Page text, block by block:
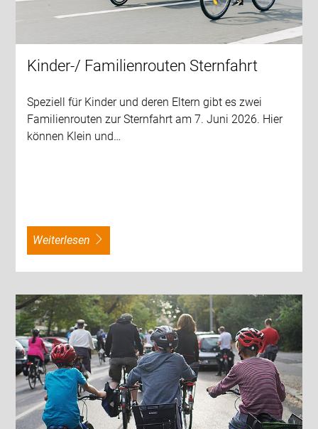
Kinder-/ Familienrouten Sternfahrt
Speziell für Kinder und deren Eltern gibt es zwei
Familienrouten zur Sternfahrt am 7. Juni 2026. Hier
können Klein und…
weiterlesen